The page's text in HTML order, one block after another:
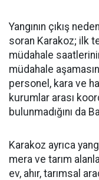
Yangının çıkış
soran Karakoz; ilk
müdahale
müdahale
personel, kara ve
kurumlar arası
bulunmadığını da
Karakoz ayrıca
mera ve tarım
ev, ahır, tarımsal